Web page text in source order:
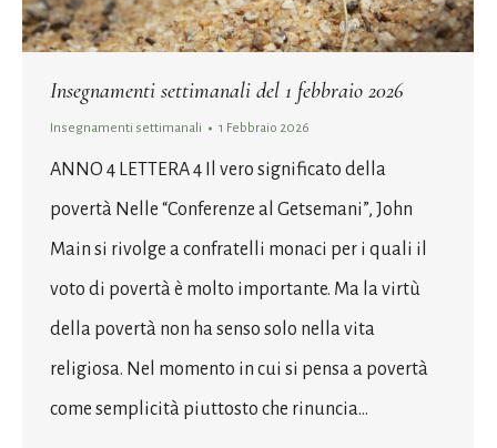
Insegnamenti settimanali del 1 febbraio 2026
Insegnamenti settimanali 1 Febbraio 2026
ANNO 4 LETTERA 4 Il vero significato della
povertà Nelle “Conferenze al Getsemani”, John
Main si rivolge a confratelli monaci per i quali il
voto di povertà è molto importante. Ma la virtù
della povertà non ha senso solo nella vita
religiosa. Nel momento in cui si pensa a povertà
come semplicità piuttosto che rinuncia…